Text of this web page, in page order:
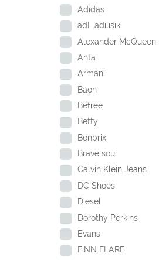
Adidas
adL adilisik
Alexander McQueen
Anta
Armani
Baon
Befree
Betty
Bonprix
Brave soul
Calvin Klein Jeans
DC Shoes
Diesel
Dorothy Perkins
Evans
FiNN FLARE